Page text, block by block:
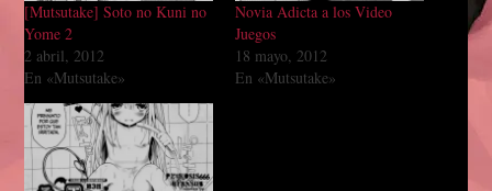
[Mutsutake] Soto no Kuni no
Yome 2
2 abril, 2012
En «Mutsutake»
Novia Adicta a los Video
Juegos
18 mayo, 2012
En «Mutsutake»